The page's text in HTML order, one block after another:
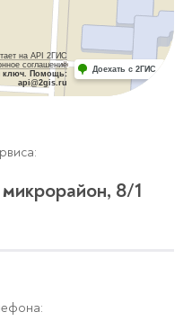
на API 2ГИС
соглашение
ключ. Помощь:
api@2gis.ru
Доехать с 2ГИС
8/1